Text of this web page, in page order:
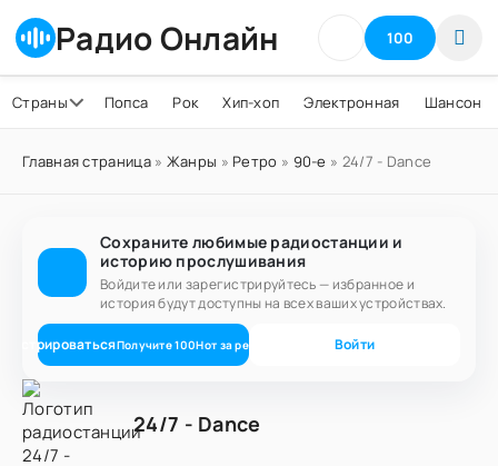
Радио Онлайн 100
Страны Попса Рок Хип-хоп Электронная Шансон
Главная страница» Жанры » Ретро » 90-е » 24/7 - Dance
Сохраните любимые радиостанции и
историю прослушивания
Войдите или зарегистрируйтесь — избранное и
история будут доступны на всех ваших устройствах.
Получите100Нот за регистрацию Войти
24/7 - Dance